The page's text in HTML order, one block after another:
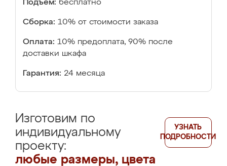
Подъём: бесплатно
Сборка: 10% от стоимости заказа
Оплата: 10% предоплата, 90% после
доставки шкафа
Гарантия: 24 месяца
Изготовим по
индивидуальному
проекту:
любые размеры, цвета
УЗНАТЬ
ПОДРОБНОСТИ